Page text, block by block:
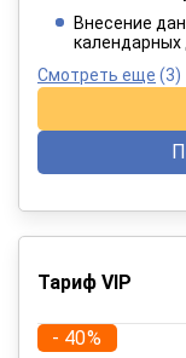
При
Внесение
Смотреть еще (3)
Тариф VIP
- 40%